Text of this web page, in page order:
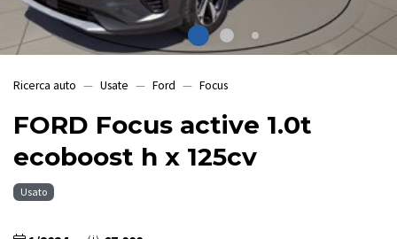
Ricerca auto Usate Ford Focus
FORD Focus active 1.0t
ecoboost h x 125cv
Usato